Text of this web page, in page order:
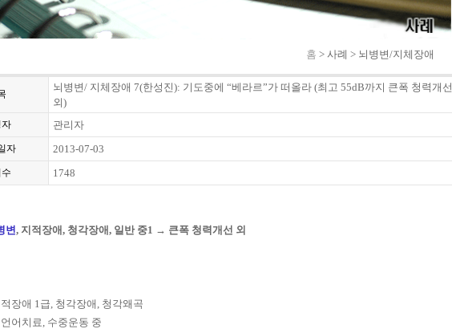
홈 > 사례 > 뇌병변/지체장애
뇌병변/ 지체장애 7(한성진): 기도중에 “베라르”가 떠올라 (최고 55dB까지 큰폭 청력개선
외)
관리자
자 2013-07-03
1748
변, 지적장애, 청각장애, 일반 중1 → 큰폭 청력개선 외
장애 1급, 청각장애, 청각왜곡
어치료, 수중운동 중